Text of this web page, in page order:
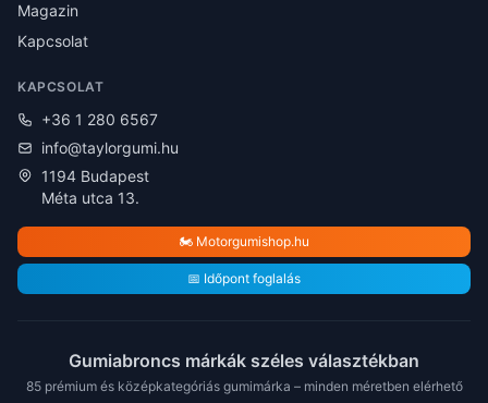
Magazin
Kapcsolat
KAPCSOLAT
+36 1 280 6567
info@taylorgumi.hu
1194 Budapest
Méta utca 13.
🏍️ Motorgumishop.hu
📅 Időpont foglalás
Gumiabroncs márkák széles választékban
85 prémium és középkategóriás gumimárka – minden méretben elérhető